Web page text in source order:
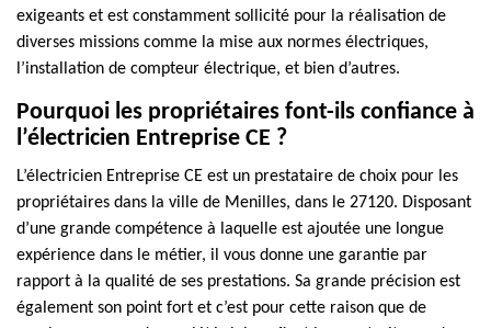
exigeants et est constamment sollicité pour la réalisation de
diverses missions comme la mise aux normes électriques,
l’installation de compteur électrique, et bien d’autres.
Pourquoi les propriétaires font-ils confiance à
l’électricien Entreprise CE ?
L’électricien Entreprise CE est un prestataire de choix pour les
propriétaires dans la ville de Menilles, dans le 27120. Disposant
d’une grande compétence à laquelle est ajoutée une longue
expérience dans le métier, il vous donne une garantie par
rapport à la qualité de ses prestations. Sa grande précision est
également son point fort et c’est pour cette raison que de